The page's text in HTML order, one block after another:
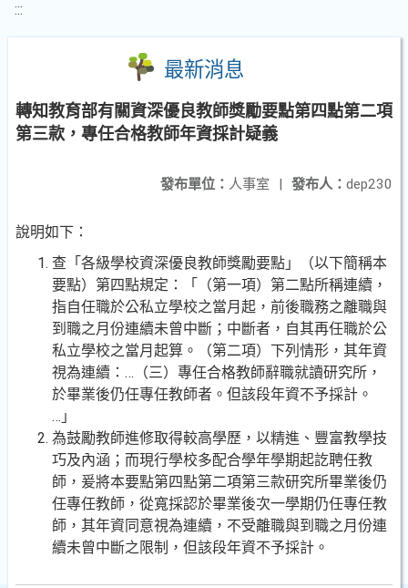
:::
最新消息
轉知教育部有關資深優良教師獎勵要點第四點第二項
第三款，專任合格教師年資採計疑義
發布人： dep230
發布單位： 人事室 |
說明如下：
查「各級學校資深優良教師獎勵要點」（以下簡稱本
要點）第四點規定：「（第一項）第二點所稱連續，
指自任職於公私立學校之當月起，前後職務之離職與
到職之月份連續未曾中斷；中斷者，自其再任職於公
私立學校之當月起算。（第二項）下列情形，其年資
視為連續：…（三）專任合格教師辭職就讀研究所，
於畢業後仍任專任教師者。但該段年資不予採計。
…」
為鼓勵教師進修取得較高學歷，以精進、豐富教學技
巧及內涵；而現行學校多配合學年學期起訖聘任教
師，爰將本要點第四點第二項第三款研究所畢業後仍
任專任教師，從寬採認於畢業後次一學期仍任專任教
師，其年資同意視為連續，不受離職與到職之月份連
續未曾中斷之限制，但該段年資不予採計。